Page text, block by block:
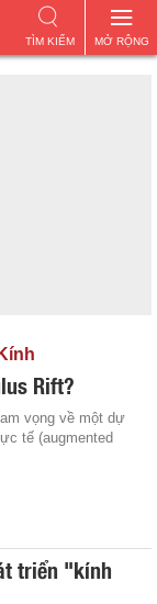
MỞ RỘNG
TÌM KIẾM
Rift?
vọng về một dự
tế (augmented
triển "kính